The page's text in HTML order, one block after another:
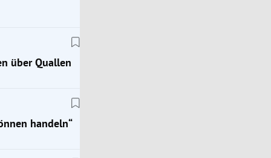
über Quallen
handeln“